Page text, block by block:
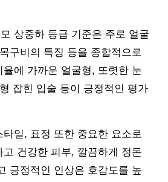
상중하 등급 기준은 주로 얼굴
구비의 특징 등을 종합적으로
에 가까운 얼굴형, 또렷한 눈
잡힌 입술 등이 긍정적인 평가
일, 표정 또한 중요한 요소로
건강한 피부, 깔끔하게 정돈
긍정적인 인상은 호감도를 높